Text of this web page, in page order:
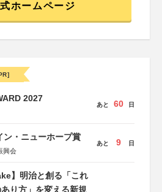
ホームページ
2027
あと 60 日
ン・ニューホープ賞
興会
あと 9 日
】明治と創る「これ
り方」を変える新規